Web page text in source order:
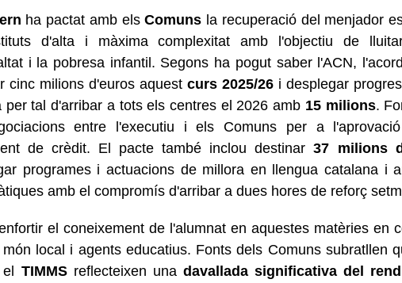
ha pactat amb elsComuns la recuperació del menjador
d'alta i màxima complexitat amb l'objectiu de
i la pobresa infantil. Segons ha pogut saber l'ACN,
cinc milions d'euros aquestcurs 2025/26i desplegar
per tal d'arribar a tots els centres el 2026 amb 15 milions.
entre l'executiu i els Comuns per a
de crèdit. El pacte també inclou destinar37 milions
programes i actuacions de millora en llengua catalana i
amb el compromís d'arribar a dues hores de reforç
el coneixement de l'alumnat en aquestes matèries en
local i agents educatius. Fonts dels Comuns subratllen
TIMMSreflecteixen una davallada significativa del